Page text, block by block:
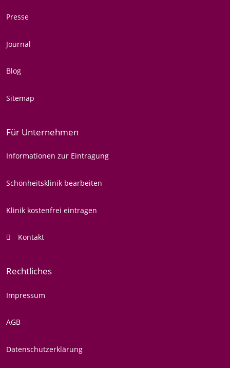
Presse
Journal
Blog
Sitemap
Für Unternehmen
Informationen zur Eintragung
Schönheitsklinik bearbeiten
Klinik kostenfrei eintragen
Kontakt
Rechtliches
Impressum
AGB
Datenschutzerklärung